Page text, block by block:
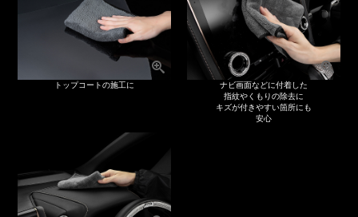
トップコートの施工に
ナビ画面などに付着した
指紋やくもりの除去に
キズが付きやすい箇所にも
安心